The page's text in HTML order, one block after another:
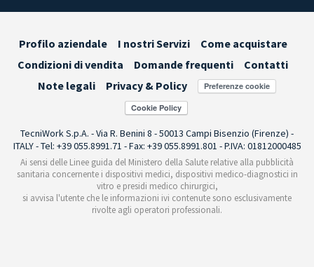
Profilo aziendale I nostri Servizi
Come acquistare
Condizioni di vendita
Domande frequenti
Contatti
Note legali
Privacy & Policy Preferenze cookie
TecniWork S.p.A. - Via R. Benini 8 - 50013 Campi Bisenzio (Firenze) -
ITALY - Tel: +39 055.8991.71 - Fax: +39 055.8991.801 - P.IVA: 01812000485
Ai sensi delle Linee guida del Ministero della Salute relative alla pubblicità
sanitaria concernente i dispositivi medici, dispositivi medico-diagnostici in
vitro e presidi medico chirurgici,
si avvisa l'utente che le informazioni ivi contenute sono esclusivamente
rivolte agli operatori professionali.